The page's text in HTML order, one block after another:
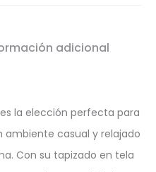
adicional
la elección perfecta para
ambiente casual y relajado
Con su tapizado en tela